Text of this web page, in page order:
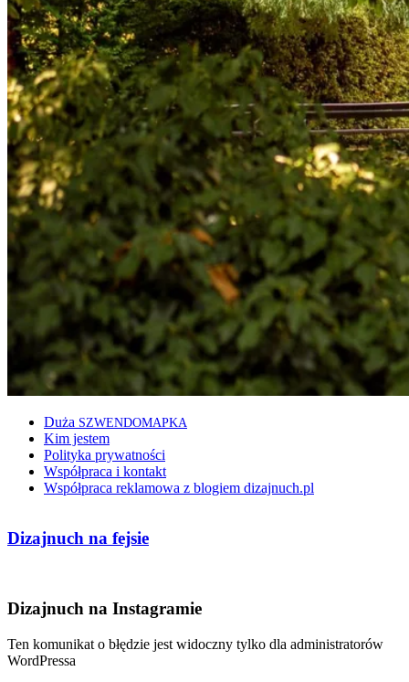
Duża SZWENDOMAPKA
Kim jestem
Polityka prywatności
Współpraca i kontakt
Współpraca reklamowa z blogiem dizajnuch.pl
Dizajnuch na fejsie
Dizajnuch na Instagramie
Ten komunikat o błędzie jest widoczny tylko dla administratorów
WordPressa